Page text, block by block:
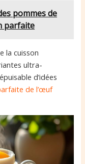
pommes de
parfaite
la cuisson
ultra-
d’idées
de l’œuf